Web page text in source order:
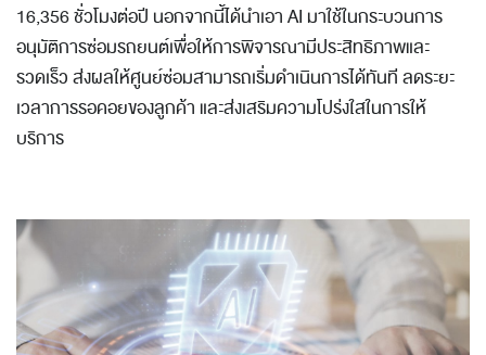
16,356 ชั่วโมงต่อปี นอกจากนี้ได้นำเอา AI มาใช้ในกระบวนการ
อนุมัติการซ่อมรถยนต์เพื่อให้การพิจารณามีประสิทธิภาพและ
รวดเร็ว ส่งผลให้ศูนย์ซ่อมสามารถเริ่มดำเนินการได้ทันที ลดระยะ
เวลาการรอคอยของลูกค้า และส่งเสริมความโปร่งใสในการให้
บริการ